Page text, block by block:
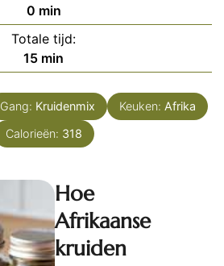
0minuten
min
Totale tijd:
15minuten
min
Gang: Kruidenmix Keuken: Afrika
Calorieën: 318
Hoe
Afrikaanse
kruiden